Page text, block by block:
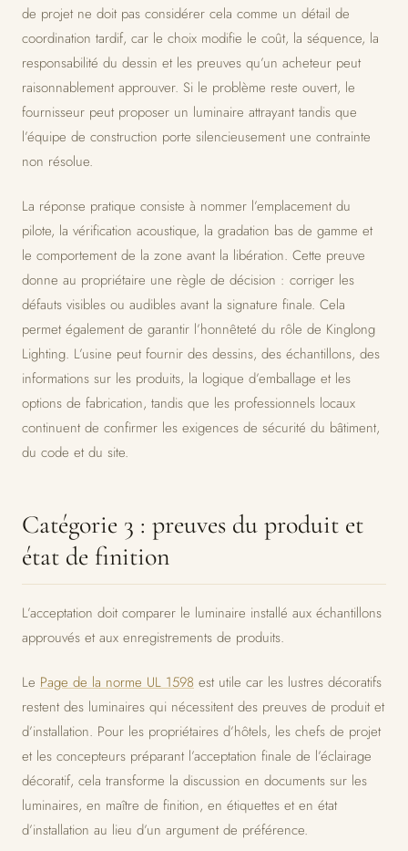
de projet ne doit pas considérer cela comme un détail de
coordination tardif, car le choix modifie le coût, la séquence, la
responsabilité du dessin et les preuves qu’un acheteur peut
raisonnablement approuver. Si le problème reste ouvert, le
fournisseur peut proposer un luminaire attrayant tandis que
l’équipe de construction porte silencieusement une contrainte
non résolue.
La réponse pratique consiste à nommer l’emplacement du
pilote, la vérification acoustique, la gradation bas de gamme et
le comportement de la zone avant la libération. Cette preuve
donne au propriétaire une règle de décision : corriger les
défauts visibles ou audibles avant la signature finale. Cela
permet également de garantir l’honnêteté du rôle de Kinglong
Lighting. L’usine peut fournir des dessins, des échantillons, des
informations sur les produits, la logique d’emballage et les
options de fabrication, tandis que les professionnels locaux
continuent de confirmer les exigences de sécurité du bâtiment,
du code et du site.
Catégorie 3 : preuves du produit et
état de finition
L’acceptation doit comparer le luminaire installé aux échantillons
approuvés et aux enregistrements de produits.
Le Page de la norme UL 1598 est utile car les lustres décoratifs
restent des luminaires qui nécessitent des preuves de produit et
d’installation. Pour les propriétaires d’hôtels, les chefs de projet
et les concepteurs préparant l’acceptation finale de l’éclairage
décoratif, cela transforme la discussion en documents sur les
luminaires, en maître de finition, en étiquettes et en état
d’installation au lieu d’un argument de préférence.